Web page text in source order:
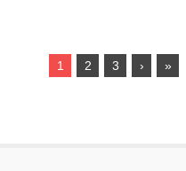
1 2 3 › »